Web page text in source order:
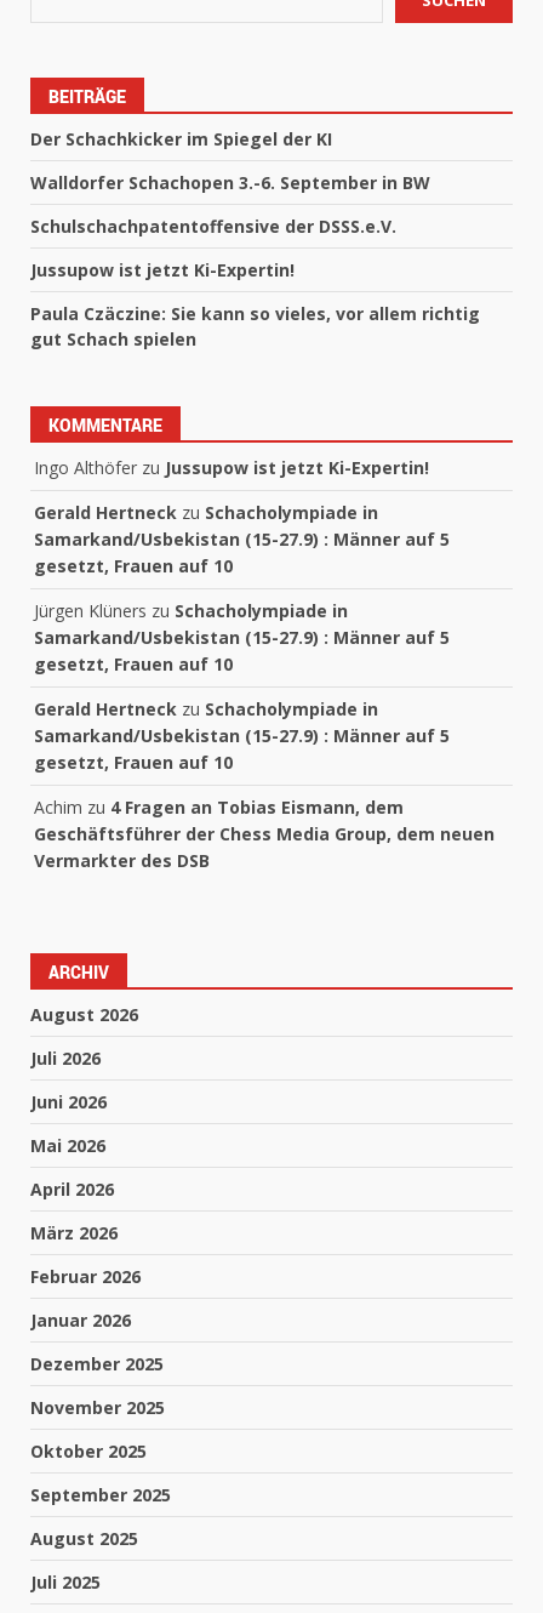
BEITRÄGE
Der Schachkicker im Spiegel der KI
Walldorfer Schachopen 3.-6. September in BW
Schulschachpatentoffensive der DSSS.e.V.
Jussupow ist jetzt Ki-Expertin!
Paula Czäczine: Sie kann so vieles, vor allem richtig
gut Schach spielen
KOMMENTARE
Ingo Althöfer zu Jussupow ist jetzt Ki-Expertin!
Gerald Hertneck zu Schacholympiade in
Samarkand/Usbekistan (15-27.9) : Männer auf 5
gesetzt, Frauen auf 10
Jürgen Klüners zu Schacholympiade in
Samarkand/Usbekistan (15-27.9) : Männer auf 5
gesetzt, Frauen auf 10
Gerald Hertneck zu Schacholympiade in
Samarkand/Usbekistan (15-27.9) : Männer auf 5
gesetzt, Frauen auf 10
Achim zu 4 Fragen an Tobias Eismann, dem
Geschäftsführer der Chess Media Group, dem neuen
Vermarkter des DSB
ARCHIV
August 2026
Juli 2026
Juni 2026
Mai 2026
April 2026
März 2026
Februar 2026
Januar 2026
Dezember 2025
November 2025
Oktober 2025
September 2025
August 2025
Juli 2025